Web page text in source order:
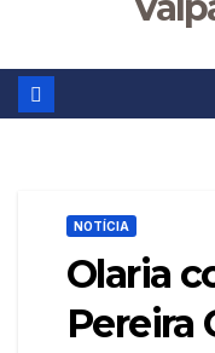
NOTÍCIA
Olaria
Pereira